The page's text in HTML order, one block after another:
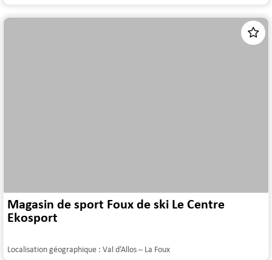
Magasin de sport Foux de ski Le Centre
Ekosport
Localisation géographique : Val d’Allos – La Foux